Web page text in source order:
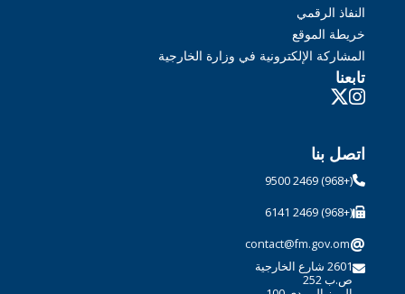
النفاذ الرقمي
خريطة الموقع
المشاركة الإلكترونية في وزارة الخارجية
تابعنا
اتصل بنا
(+968) 2469 9500
(+968) 2469 6141
@
contact@fm.gov.om
2601 شارع الخارجية
ص.ب 252